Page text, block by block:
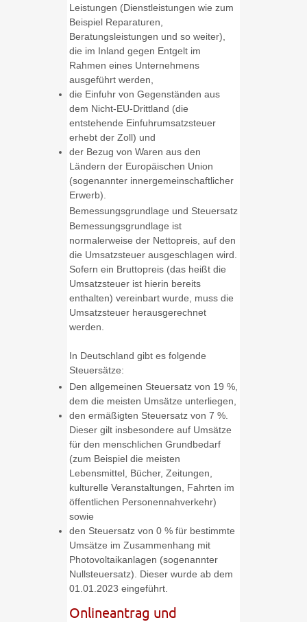
Leistungen (Dienstleistungen wie zum
Beispiel Reparaturen,
Beratungsleistungen und so weiter),
die im Inland gegen Entgelt im
Rahmen eines Unternehmens
ausgeführt werden,
die Einfuhr von Gegenständen aus
dem Nicht-EU-Drittland (die
entstehende Einfuhrumsatzsteuer
erhebt der Zoll) und
der Bezug von Waren aus den
Ländern der Europäischen Union
(sogenannter innergemeinschaftlicher
Erwerb).
Bemessungsgrundlage und Steuersatz
Bemessungsgrundlage ist
normalerweise der Nettopreis, auf den
die Umsatzsteuer ausgeschlagen wird.
Sofern ein Bruttopreis (das heißt die
Umsatzsteuer ist hierin bereits
enthalten) vereinbart wurde, muss die
Umsatzsteuer herausgerechnet
werden.
In Deutschland gibt es folgende
Steuersätze:
Den allgemeinen Steuersatz von 19 %,
dem die meisten Umsätze unterliegen,
den ermäßigten Steuersatz von 7 %.
Dieser gilt insbesondere auf Umsätze
für den menschlichen Grundbedarf
(zum Beispiel die meisten
Lebensmittel, Bücher, Zeitungen,
kulturelle Veranstaltungen, Fahrten im
öffentlichen Personennahverkehr)
sowie
den Steuersatz von 0 % für bestimmte
Umsätze im Zusammenhang mit
Photovoltaikanlagen (sogenannter
Nullsteuersatz). Dieser wurde ab dem
01.01.2023 eingeführt.
Onlineantrag und